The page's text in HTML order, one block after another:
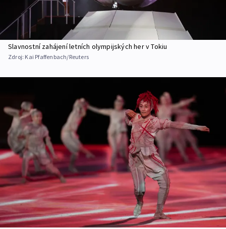
Slavnostní zahájení letních olympijských her v Tokiu
Zdroj: Kai Pfaffenbach/Reuters